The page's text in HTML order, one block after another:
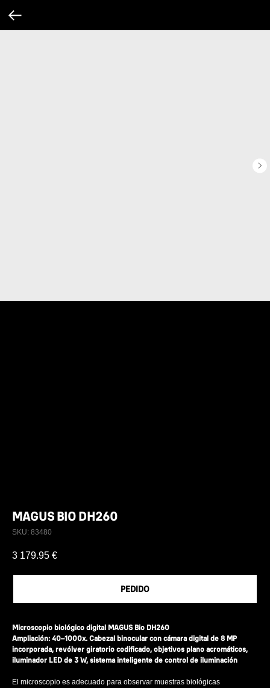
MAGUS BIO DH260
SKU: 83480
3 179.95 €
PEDIDO
Microscopio biológico digital MAGUS Bio DH260
Ampliación: 40–1000x. Cabezal binocular con cámara digital de 8 MP
incorporada, revólver giratorio codificado, objetivos plano acromáticos,
iluminador LED de 3 W, sistema inteligente de control de iluminación
El microscopio es adecuado para observar muestras biológicas